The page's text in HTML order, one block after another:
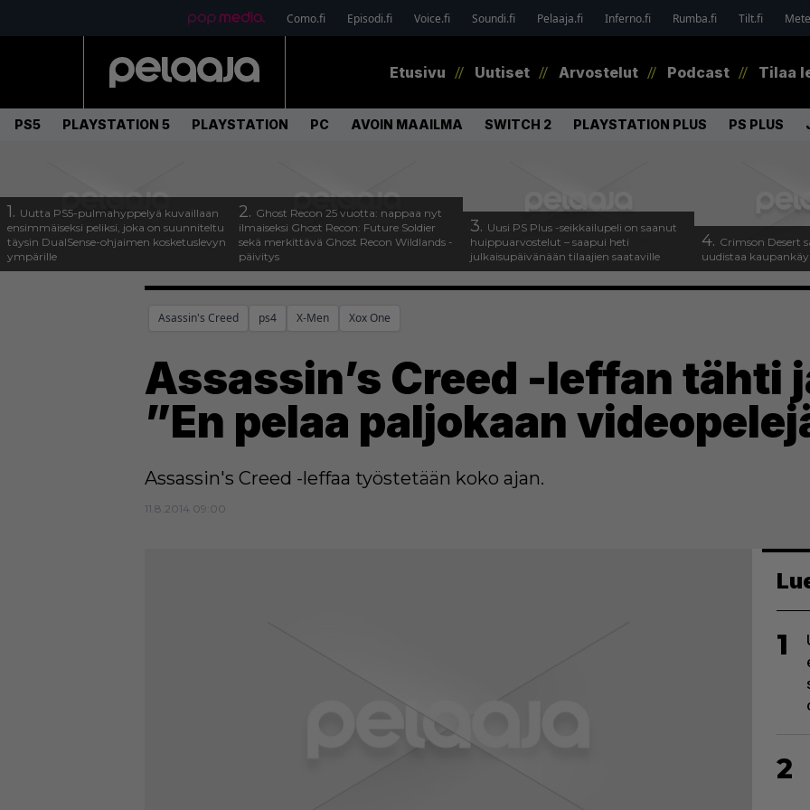
Como.fi Episodi.fi Voice.fi Soundi.fi Pelaaja.fi Inferno.fi Rumba.fi Tilt.fi
Etusivu Uutiset Arvostelut Podcast Tilaa
PS5 PLAYSTATION 5 PLAYSTATION PC AVOIN MAAILMA SWITCH 2 PLAYSTATION PLUS PS PLUS
1. Uutta PS5-pulmahyppelyä kuvaillaan
ensimmäiseksi peliksi, joka on suunniteltu
täysin DualSense-ohjaimen kosketuslevyn
ympärille
2. Ghost Recon 25 vuotta: nappaa nyt
ilmaiseksi Ghost Recon: Future Soldier
sekä merkittävä Ghost Recon Wildlands -
päivitys
3. Uusi PS Plus -seikkailupeli on saanut
huippuarvostelut – saapui heti
julkaisupäivänään tilaajien saataville
4. Crimson Desert
uudistaa
Asassin's Creed ps4 X-Men Xox One
Assassin’s Creed -leffan tähti
”En pelaa paljokaan
Assassin's Creed -leffaa työstetään koko ajan.
11.8.2014 09:00
1
2